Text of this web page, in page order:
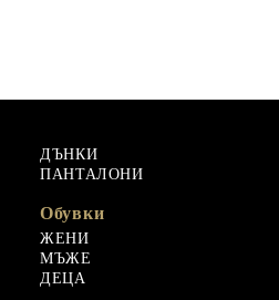
ДЪНКИ
ПАНТАЛОНИ
Обувки
ЖЕНИ
МЪЖЕ
ДЕЦА